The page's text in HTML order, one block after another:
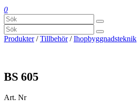
0
Produkter/Tillbehör/Ihopbyggnadsteknik
BS 605
Art. Nr